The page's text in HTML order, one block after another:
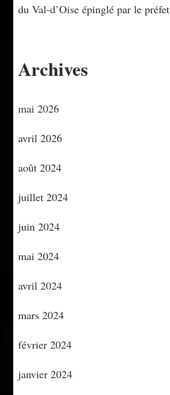
du Val-d’Oise épinglé par le préfet
Archives
mai 2026
avril 2026
août 2024
juillet 2024
juin 2024
mai 2024
avril 2024
mars 2024
février 2024
janvier 2024